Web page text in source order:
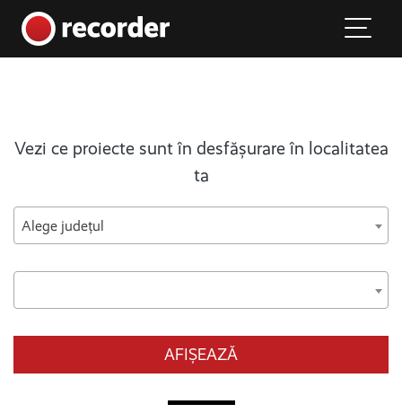
Main Navigation
Vezi ce proiecte sunt în desfășurare în localitatea
ta
Alege județul
AFIȘEAZĂ